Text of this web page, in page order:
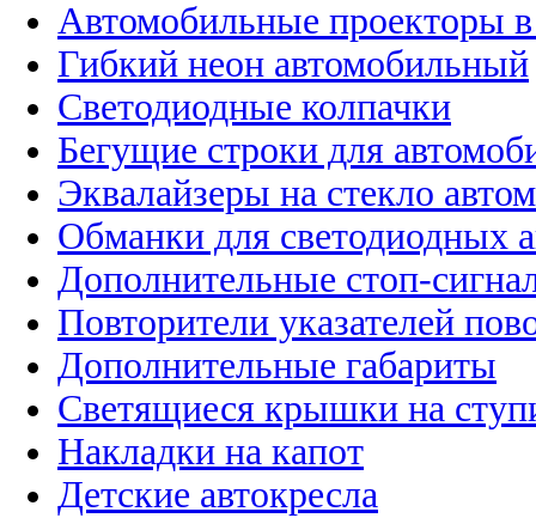
Автомобильные проекторы
Гибкий неон автомобильный
Светодиодные колпачки
Бегущие строки для
Эквалайзеры на стекло
Обманки для светодиодных
Дополнительные стоп-
Повторители указателей
Дополнительные габариты
Светящиеся крышки на
Накладки на капот
Детские автокресла